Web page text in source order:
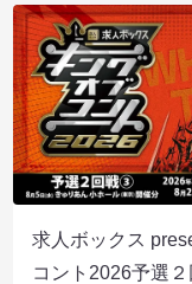
求人ボックス
コント2026予選